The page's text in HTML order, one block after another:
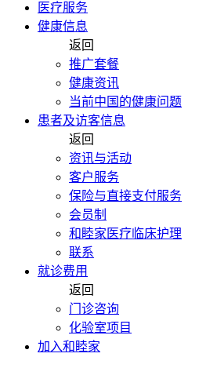
医疗服务
健康信息
返回
推广套餐
健康资讯
当前中国的健康问题
患者及访客信息
返回
资讯与活动
客户服务
保险与直接支付服务
会员制
和睦家医疗临床护理
联系
就诊费用
返回
门诊咨询
化验室项目
加入和睦家